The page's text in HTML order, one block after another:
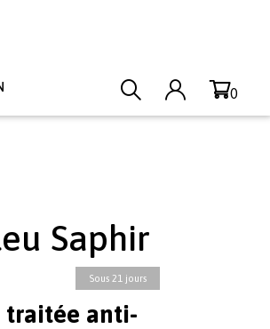
0
Saphir
Sous 21 jours
anti-